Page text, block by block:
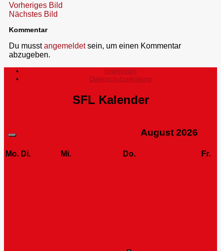
Vorheriges Bild
Nächstes Bild
Kommentar
Du musstangemeldetsein, um einen Kommentar
abzugeben.
Impressum
Datenschutzerklärung
SFL Kalender
August 2026
Mo. Di. Mi. Do. Fr.